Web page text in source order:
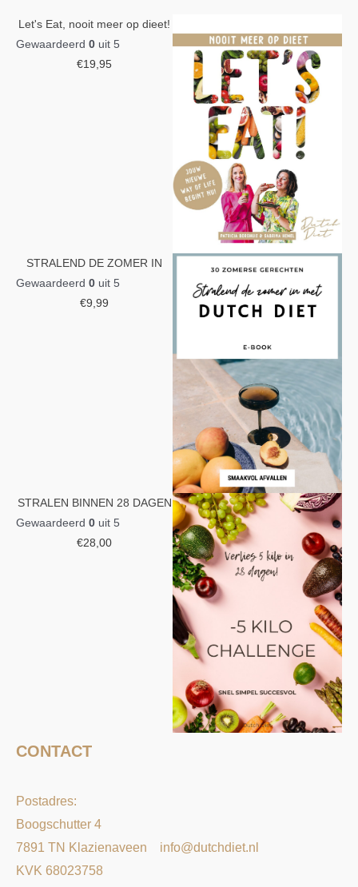
Let's Eat, nooit meer op dieet!
Gewaardeerd 0 uit 5
€19,95
STRALEND DE ZOMER IN
Gewaardeerd 0 uit 5
€9,99
STRALEN BINNEN 28 DAGEN
Gewaardeerd 0 uit 5
€28,00
CONTACT
Postadres:
Boogschutter 4
7891 TN Klazienaveen info@dutchdiet.nl
KVK 68023758